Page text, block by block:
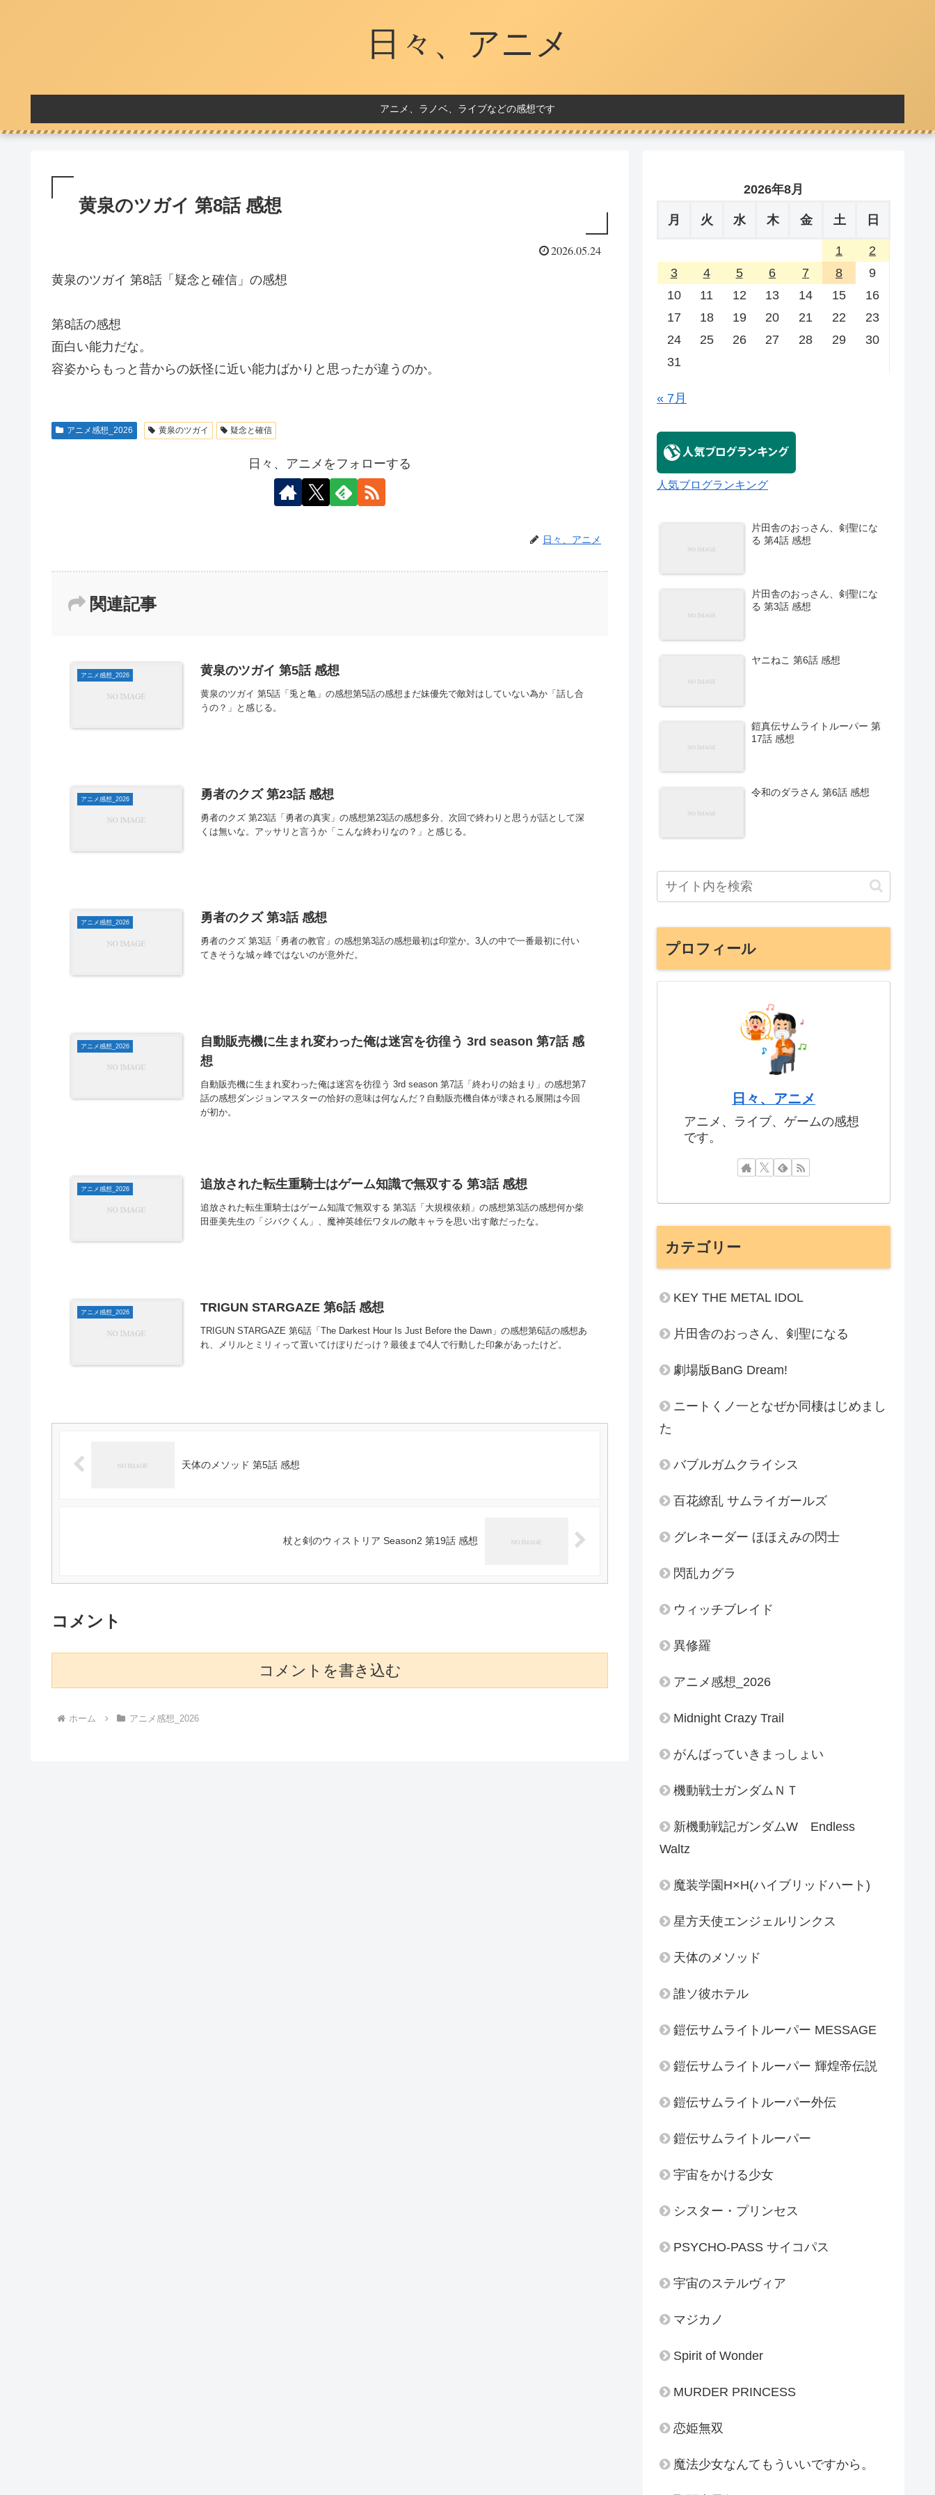
日々、アニメ
アニメ、ラノベ、ライブなどの感想です
黄泉のツガイ 第8話 感想
2026.05.24
黄泉のツガイ 第8話「疑念と確信」の感想
第8話の感想
面白い能力だな。
容姿からもっと昔からの妖怪に近い能力ばかりと思ったが違うのか。
アニメ感想_2026 黄泉のツガイ 疑念と確信
日々、アニメをフォローする
日々、アニメ
関連記事
アニメ感想_2026 黄泉のツガイ 第5話 感想
黄泉のツガイ 第5話「兎と亀」の感想第5話の感想まだ妹優先で敵対はしていない為か「話し合
うの？」と感じる。
アニメ感想_2026 勇者のクズ 第23話 感想
勇者のクズ 第23話「勇者の真実」の感想第23話の感想多分、次回で終わりと思うが話として深
くは無いな。アッサリと言うか「こんな終わりなの？」と感じる。
アニメ感想_2026 勇者のクズ 第3話 感想
勇者のクズ 第3話「勇者の教官」の感想第3話の感想最初は印堂か。3人の中で一番最初に付い
てきそうな城ヶ峰ではないのが意外だ。
アニメ感想_2026
自動販売機に生まれ変わった俺は迷宮を彷徨う 3rd season 第7話 感
想
自動販売機に生まれ変わった俺は迷宮を彷徨う 3rd season 第7話「終わりの始まり」の感想第7
話の感想ダンジョンマスターの恰好の意味は何なんだ？自動販売機自体が壊される展開は今回
が初か。
アニメ感想_2026 追放された転生重騎士はゲーム知識で無双する 第3話 感想
追放された転生重騎士はゲーム知識で無双する 第3話「大規模依頼」の感想第3話の感想何か柴
田亜美先生の「ジバクくん」、魔神英雄伝ワタルの敵キャラを思い出す敵だったな。
アニメ感想_2026 TRIGUN STARGAZE 第6話 感想
TRIGUN STARGAZE 第6話「The Darkest Hour Is Just Before the Dawn」の感想第6話の感想あ
れ、メリルとミリィって置いてけぼりだっけ？最後まで4人で行動した印象があったけど。
天体のメソッド 第5話 感想
杖と剣のウィストリア Season2 第19話 感想
コメント
コメントを書き込む
ホーム アニメ感想_2026
2026年8月
月 火 水 木 金 土 日
1
2
3
4 5 6 7 8
9
10
11 12 13 14 15
16
17
18 19 20 21 22
23
24
25 26 27 28 29
30
31
« 7月
人気ブログランキング
片田舎のおっさん、剣聖にな
る 第4話 感想
片田舎のおっさん、剣聖にな
る 第3話 感想
ヤニねこ 第6話 感想
鎧真伝サムライトルーパー 第
17話 感想
令和のダラさん 第6話 感想
プロフィール
日々、アニメ
アニメ、ライブ、ゲームの感想
です。
カテゴリー
KEY THE METAL IDOL
片田舎のおっさん、剣聖になる
劇場版BanG Dream!
ニートくノ一となぜか同棲はじめまし
た
バブルガムクライシス
百花繚乱 サムライガールズ
グレネーダー ほほえみの閃士
閃乱カグラ
ウィッチブレイド
異修羅
アニメ感想_2026
Midnight Crazy Trail
がんばっていきまっしょい
機動戦士ガンダムＮＴ
新機動戦記ガンダムW Endless
Waltz
魔装学園H×H(ハイブリッドハート)
星方天使エンジェルリンクス
天体のメソッド
誰ソ彼ホテル
鎧伝サムライトルーパー MESSAGE
鎧伝サムライトルーパー 輝煌帝伝説
鎧伝サムライトルーパー外伝
鎧伝サムライトルーパー
宇宙をかける少女
シスター・プリンセス
PSYCHO-PASS サイコパス
宇宙のステルヴィア
マジカノ
Spirit of Wonder
MURDER PRINCESS
恋姫無双
魔法少女なんてもういいですから。